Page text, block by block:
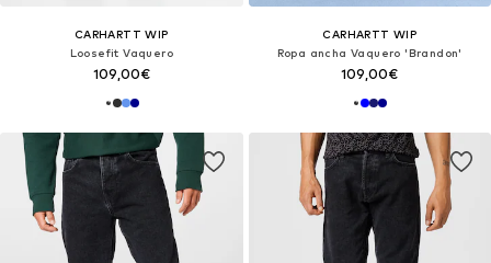
CARHARTT WIP
Loosefit Vaquero
109,00€
CARHARTT WIP
Ropa ancha Vaquero 'Brandon'
109,00€